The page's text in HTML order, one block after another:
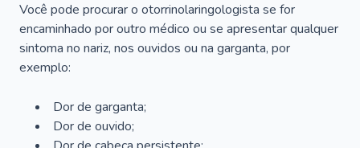
Você pode procurar o otorrinolaringologista se for
encaminhado por outro médico ou se apresentar qualquer
sintoma no nariz, nos ouvidos ou na garganta, por
exemplo:
Dor de garganta;
Dor de ouvido;